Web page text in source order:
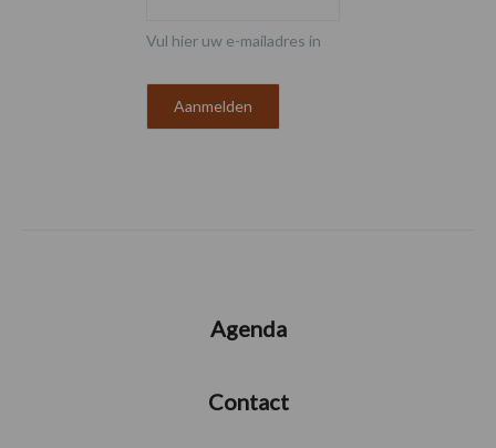
Vul hier uw e-mailadres in
Agenda
Contact